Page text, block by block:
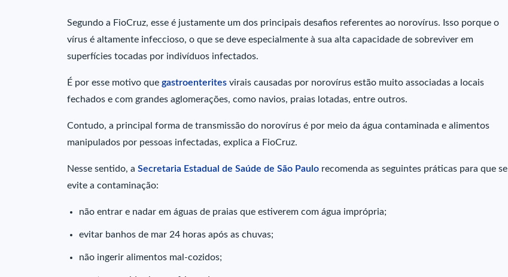
Segundo a FioCruz, esse é justamente um dos principais desafios referentes ao norovírus. Isso porque o
vírus é altamente infeccioso, o que se deve especialmente à sua alta capacidade de sobreviver em
superfícies tocadas por indivíduos infectados.
É por esse motivo que gastroenterites virais causadas por norovírus estão muito associadas a locais
fechados e com grandes aglomerações, como navios, praias lotadas, entre outros.
Contudo, a principal forma de transmissão do norovírus é por meio da água contaminada e alimentos
manipulados por pessoas infectadas, explica a FioCruz.
Nesse sentido, a Secretaria Estadual de Saúde de São Paulo recomenda as seguintes práticas para que se
evite a contaminação:
não entrar e nadar em águas de praias que estiverem com água imprópria;
evitar banhos de mar 24 horas após as chuvas;
não ingerir alimentos mal-cozidos;